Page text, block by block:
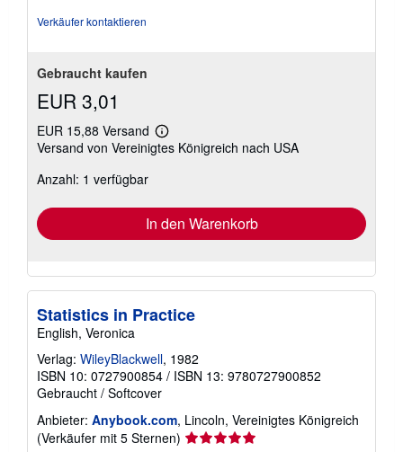
Verkäufer kontaktieren
Gebraucht kaufen
EUR 3,01
EUR 15,88 Versand
Weitere
Informationen
Versand von Vereinigtes Königreich nach USA
Anzahl: 1 verfügbar
In den Warenkorb
Statistics in Practice
English, Veronica
Verlag: WileyBlackwell, 1982
ISBN 10: 0727900854 / ISBN 13: 9780727900852
Gebraucht / Softcover
Anbieter: Anybook.com, Lincoln, Vereinigtes Königreich
(Verkäufer mit 5 Sternen) Verkäuferbewertung